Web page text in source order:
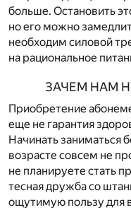
больше. Остановить
но его можно
необходим силовой
на рациональное
ЗАЧЕМ НАМ
Приобретение
еще не гарантия
Начинать заниматься
возрасте совсем не
не планируете стать
тесная дружба со
ощутимую пользу для